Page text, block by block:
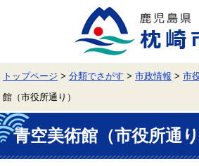
で
す。
ば
し
本
文
へ
トップページ > 分類でさがす > 市政情報 > 市
館（市役所通り）
本
文 青空美術館（市役所通り